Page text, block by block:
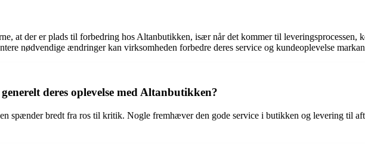
at der er plads til forbedring hos Altanbutikken, især når det kommer til
nødvendige ændringer kan virksomheden forbedre deres service og kundeoplevelse
deres oplevelse med Altanbutikken?
spænder bredt fra ros til kritik. Nogle fremhæver den gode service i butikken og levering til